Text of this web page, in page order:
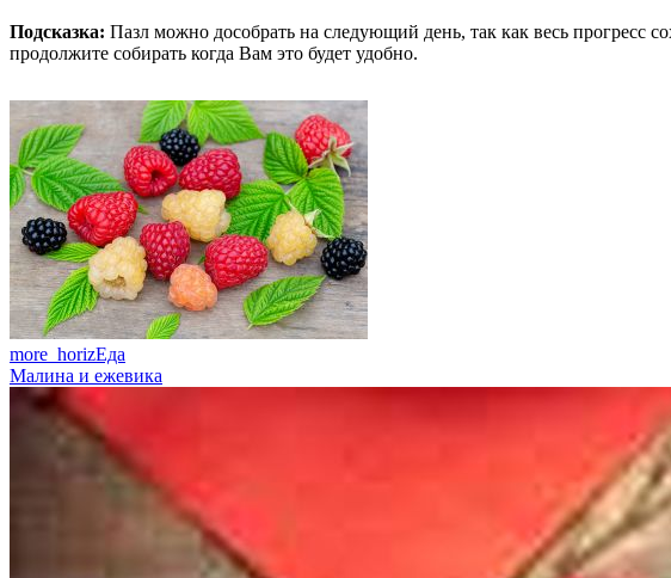
Подсказка: Пазл можно дособрать на следующий день, так как весь прогресс
продолжите собирать когда Вам это будет удобно.
more_horizЕда
Малина и ежевика